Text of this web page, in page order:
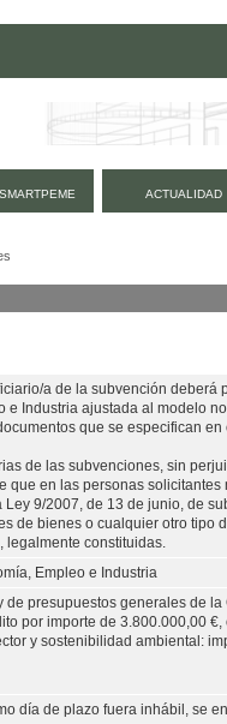
ACTUALIDAD
a de la subvención
e Industria ajustada al modelo
que se especifican
de las subvenciones, sin
que en las personas
Ley 9/2007, de 13 de junio, de
de bienes o cualquier otro tipo
legalmente constituidas.
Empleo e Industria
de presupuestos generales de
por importe de 3.800.000,00
y sostenibilidad ambiental:
día de plazo fuera inhábil, se